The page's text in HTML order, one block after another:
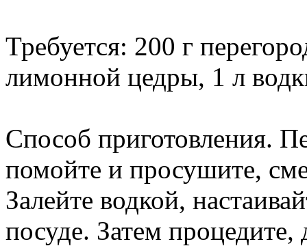
Требуется: 200 г
лимонной цедры, 1 л
Способ приготовления.
помойте и просушите,
Залейте водкой,
посуде. Затем процедите,